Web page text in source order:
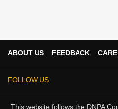
ABOUT US FEEDBACK
FOLLOW US
This website follows the DNPA